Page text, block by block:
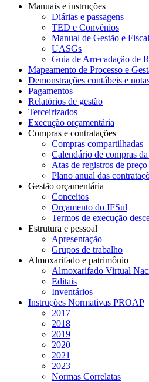
Manuais e instruções
Diárias e passagens
TED e Convênios
Manual de Gestão e
UASGs
Guia de Arrecadação de
Mapeamento de Processo e
Demonstrações contábeis e
Pagamentos
Relatórios de gestão
Terceirizados
Execução orçamentária
Compras e contratações
Compras compartilhadas
Calendário de compras
Atas de registros de
Plano anual das
Gestão orçamentária
Conceitos
Orçamento do IFSul
Termos de execução
Estrutura e pessoal
Apresentação
Grupos de trabalho
Almoxarifado e patrimônio
Almoxarifado Virtual
Editais
Inventários
Instruções Normativas PROAP
2017
2018
2019
2020
2021
2023
Normas Correlatas